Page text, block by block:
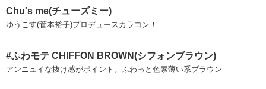
Chu's me(チューズミー)
ゆうこす(菅本裕子)プロデュースカラコン！
#ふわモテ CHIFFON BROWN(シフォンブラウン)
アンニュイな抜け感がポイント。ふわっと色素薄い系ブラウン